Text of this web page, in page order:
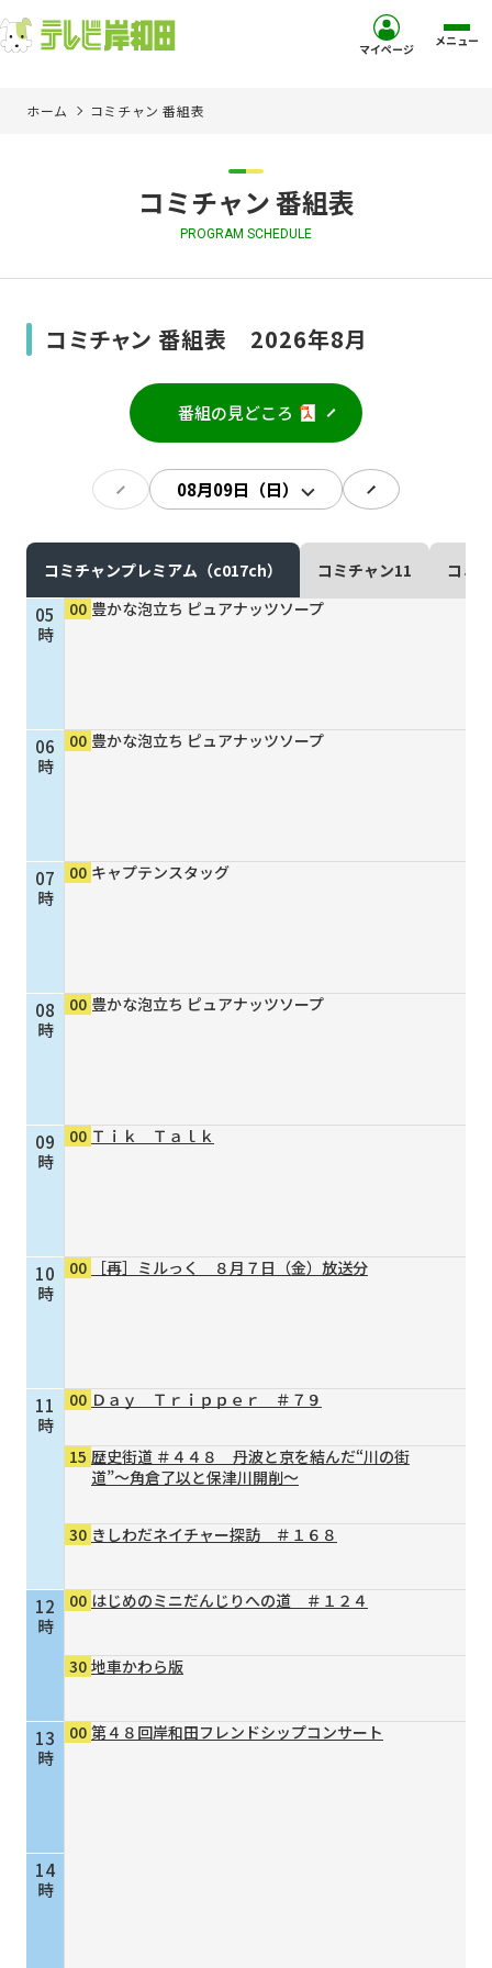
ご加入を検討中の方
現在ご利用中の方
ご加入お申し込み・資
個人情報保護に関する基
本方針
サイトマップ
マイページ メニュー
ホーム コミチャン 番組表
コミチャン 番組表
PROGRAM SCHEDULE
コミチャン 番組表 2026年8月
番組の見どころ
コミチャンプレミアム（c017ch） コミチャン11 コミ
05
時
06
時
07
時
08
時
09
時
10
時
11
時
12
時
13
時
14
時
00 豊かな泡立ち ピュアナッツソープ
00 豊かな泡立ち ピュアナッツソープ
00 キャプテンスタッグ
00 豊かな泡立ち ピュアナッツソープ
00 Ｔｉｋ Ｔａｌｋ
00 ［再］ミルっく ８月７日（金）放送分
00 Ｄａｙ Ｔｒｉｐｐｅｒ ＃７９
15 歴史街道 ＃４４８ 丹波と京を結んだ“川の街
道”～角倉了以と保津川開削～
30 きしわだネイチャー探訪 ＃１６８
00 はじめのミニだんじりへの道 ＃１２４
30 地車かわら版
00 第４８回岸和田フレンドシップコンサート